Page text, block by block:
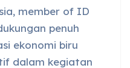
member of ID
penuh
ekonomi biru
dalam kegiatan